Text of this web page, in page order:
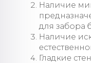
Наличие
для забора
Наличие
Гладкие